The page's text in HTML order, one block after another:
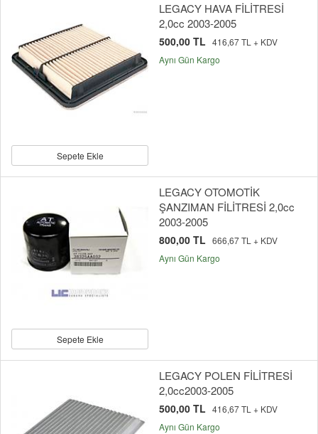
Sepete Ekle
LEGACY HAVA FİLİTRESİ
2,0cc 2003-2005
500,00 TL 416,67 TL + KDV
Aynı Gün Kargo
Sepete Ekle
LEGACY OTOMOTİK
ŞANZIMAN FİLİTRESİ 2,0cc
2003-2005
800,00 TL 666,67 TL + KDV
Aynı Gün Kargo
LEGACY POLEN FİLİTRESİ
2,0cc2003-2005
500,00 TL 416,67 TL + KDV
Aynı Gün Kargo